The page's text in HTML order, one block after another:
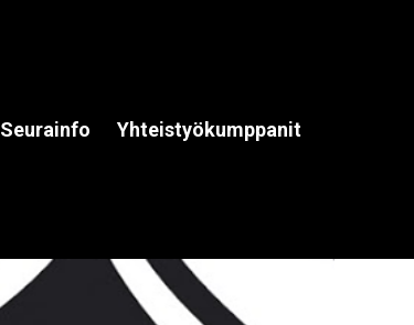
Seurainfo Yhteistyökumppanit